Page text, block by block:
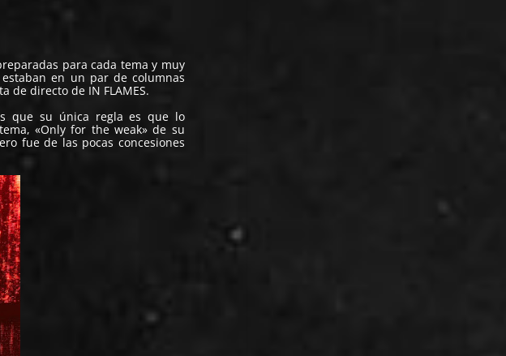
para cada tema y muy
en un par de columnas
de directo de IN FLAMES.
que su única regla es que lo
«Only for the weak» de su
fue de las pocas concesiones